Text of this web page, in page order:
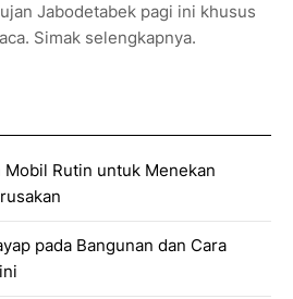
Jabodetabek pagi ini khusus
Simak selengkapnya.
Rutin untuk Menekan
pada Bangunan dan Cara